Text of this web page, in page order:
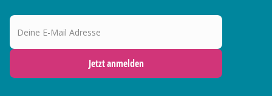
Deine E-Mail Adresse
Jetzt anmelden